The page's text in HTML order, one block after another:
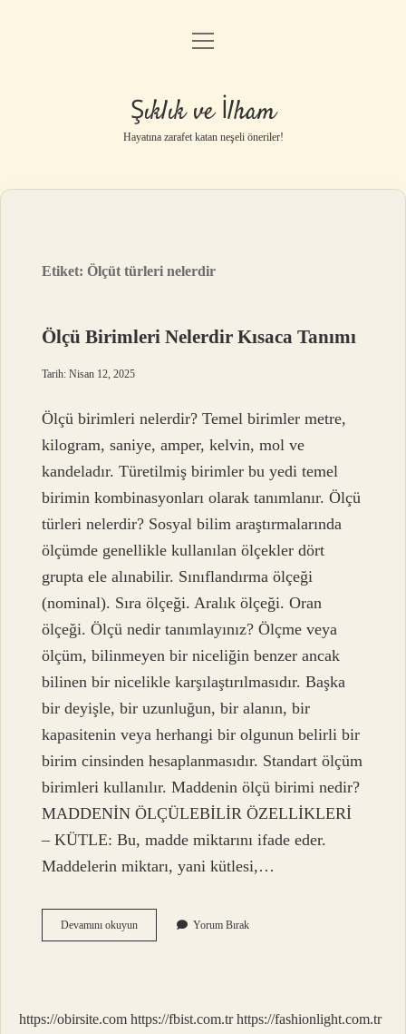
Anasayfa
Gizlilik Politikası
Yasal Uyarı
menüyü
Şıklık ve İlham
Hayatına zarafet katan neşeli öneriler!
Etiket:Ölçüt türleri nelerdir
Ölçü Birimleri Nelerdir Kısaca Tanımı
Tarih: Nisan 12, 2025
Ölçü birimleri nelerdir? Temel birimler metre,
kilogram, saniye, amper, kelvin, mol ve
kandeladır. Türetilmiş birimler bu yedi temel
birimin kombinasyonları olarak tanımlanır. Ölçü
türleri nelerdir? Sosyal bilim araştırmalarında
ölçümde genellikle kullanılan ölçekler dört
grupta ele alınabilir. Sınıflandırma ölçeği
(nominal). Sıra ölçeği. Aralık ölçeği. Oran
ölçeği. Ölçü nedir tanımlayınız? Ölçme veya
ölçüm, bilinmeyen bir niceliğin benzer ancak
bilinen bir nicelikle karşılaştırılmasıdır. Başka
bir deyişle, bir uzunluğun, bir alanın, bir
kapasitenin veya herhangi bir olgunun belirli bir
birim cinsinden hesaplanmasıdır. Standart ölçüm
birimleri kullanılır. Maddenin ölçü birimi nedir?
MADDENİN ÖLÇÜLEBİLİR ÖZELLİKLERİ
– KÜTLE: Bu, madde miktarını ifade eder.
Maddelerin miktarı, yani kütlesi,…
Devamını okuyunÖlçü
Birimleri
Yorum Bırak
https://obirsite.com https://fbist.com.tr https://fashionlight.com.tr